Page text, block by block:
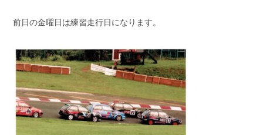
前日の金曜日は練習走行日になります。